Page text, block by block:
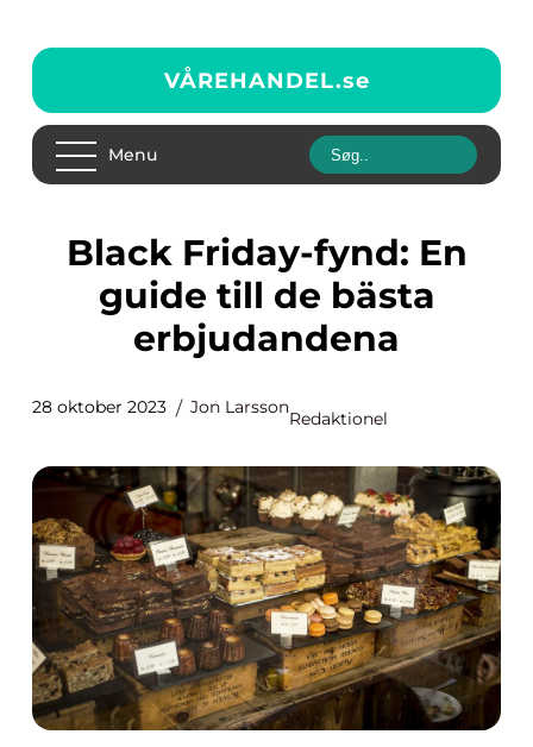
VÅREHANDEL.se
Menu
Black Friday-fynd: En
guide till de bästa
erbjudandena
28 oktober 2023 Jon Larsson
Redaktionel